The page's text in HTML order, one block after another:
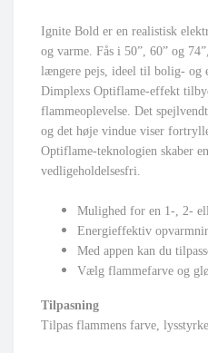
Ignite Bold er en realistisk
og varme. Fås i 50”, 60” og
længere pejs, ideel til bolig- og
Dimplexs Optiflame-effekt
flammeoplevelse. Det
og det høje vindue viser
Optiflame-teknologien skaber
vedligeholdelsesfri.
Mulighed for en 1-, 2-
Energieffektiv
Med appen kan du
Vælg flammefarve og
Tilpasning
Tilpas flammens farve,